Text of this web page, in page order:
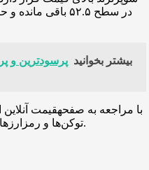
بیشتر بخوانید
با مراجعه به صفحهقیمت
توکن‌ها و رمزارزها را به صورت لحظه‌ای مشاهده کنید.